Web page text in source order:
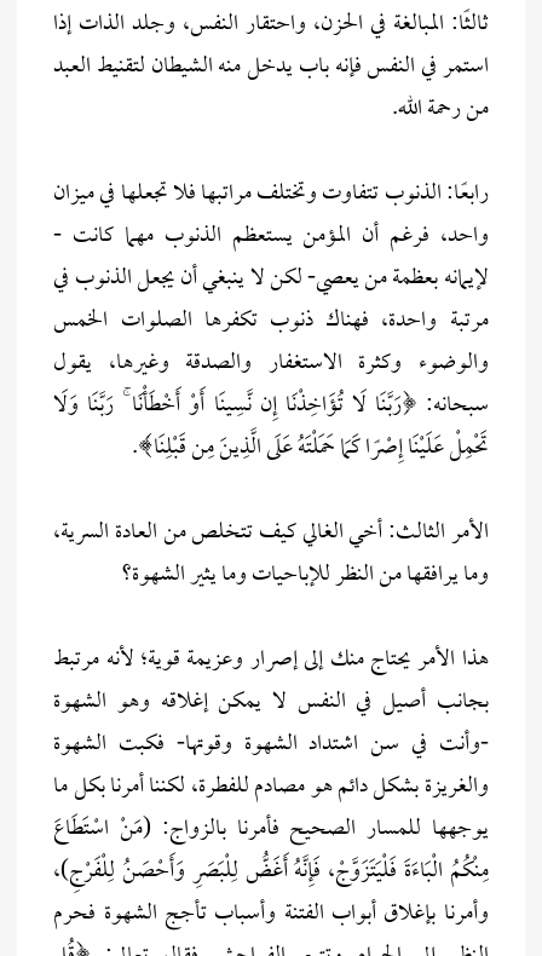
ثالثًا: المبالغة في الحزن، واحتقار النفس، وجلد الذات إذا
استمر في النفس فإنه باب يدخل منه الشيطان لتقنيط العبد
من رحمة الله.
رابعًا: الذنوب تتفاوت وتختلف مراتبها فلا تجعلها في ميزان
واحد، فرغم أن المؤمن يستعظم الذنوب مهما كانت -
لإيمانه بعظمة من يعصي- لكن لا ينبغي أن يجعل الذنوب في
مرتبة واحدة، فهناك ذنوب تكفرها الصلوات الخمس
والوضوء وكثرة الاستغفار والصدقة وغيرها، يقول
سبحانه: ﴿رَبَّنَا لَا تُؤَاخِذْنَا إِن نَّسِينَا أَوْ أَخْطَأْنَا ۚ رَبَّنَا وَلَا
تَحْمِلْ عَلَيْنَا إِصْرًا كَمَا حَمَلْتَهُ عَلَى الَّذِينَ مِن قَبْلِنَا﴾.
الأمر الثالث: أخي الغالي كيف تتخلص من العادة السرية،
وما يرافقها من النظر للإباحيات وما يثير الشهوة؟
هذا الأمر يحتاج منك إلى إصرار وعزيمة قوية؛ لأنه مرتبط
بجانب أصيل في النفس لا يمكن إغلاقه وهو الشهوة
-وأنت في سن اشتداد الشهوة وقوتها- فكبت الشهوة
والغريزة بشكل دائم هو مصادم للفطرة، لكننا أمرنا بكل ما
يوجهها للمسار الصحيح فأمرنا بالزواج: (مَنْ اسْتَطَاعَ
مِنْكُمُ الْبَاءَةَ فَلْيَتَزَوَّجْ، فَإِنَّهُ أَغَضُّ لِلْبَصَرِ وَأَحْصَنُ لِلْفَرْجِ)،
وأمرنا بإغلاق أبواب الفتنة وأسباب تأجج الشهوة فحرم